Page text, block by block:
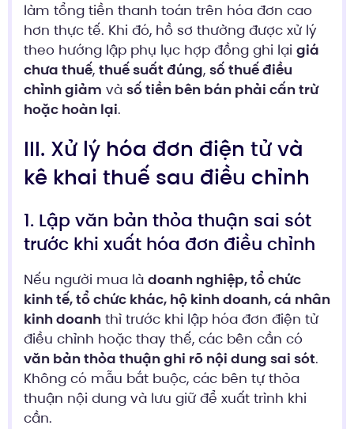
làm tổng tiền thanh toán trên hóa đơn cao
hơn thực tế. Khi đó, hồ sơ thường được xử lý
theo hướng lập phụ lục hợp đồng ghi lại giá
chưa thuế, thuế suất đúng, số thuế điều
chỉnh giảm và số tiền bên bán phải cấn trừ
hoặc hoàn lại.
III. Xử lý hóa đơn điện tử và
kê khai thuế sau điều chỉnh
1. Lập văn bản thỏa thuận sai sót
trước khi xuất hóa đơn điều chỉnh
Nếu người mua là doanh nghiệp, tổ chức
kinh tế, tổ chức khác, hộ kinh doanh, cá nhân
kinh doanh thì trước khi lập hóa đơn điện tử
điều chỉnh hoặc thay thế, các bên cần có
văn bản thỏa thuận ghi rõ nội dung sai sót.
Không có mẫu bắt buộc, các bên tự thỏa
thuận nội dung và lưu giữ để xuất trình khi
cần.